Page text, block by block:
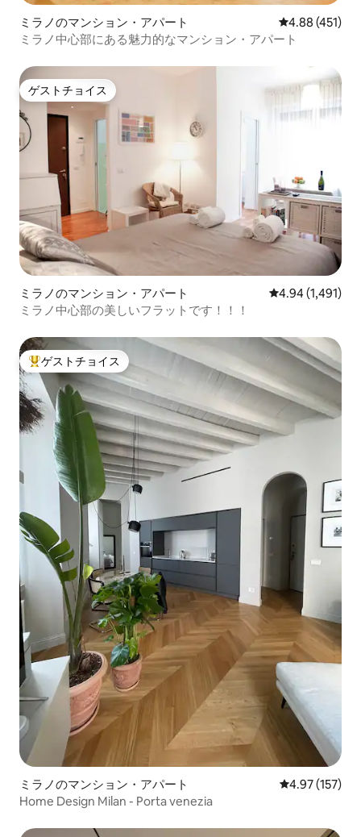
ミラノのマンション・アパート レビュー451
4.88 (451)
ミラノ中心部にある魅力的なマンション・アパート
ゲストチョイス
ゲストチョイス
ミラノのマンション・アパート レビュー1,491
4.94 (1,491)
ミラノ中心部の美しいフラットです！！！
大好評のゲストチョイスです。
ゲストチョイス
ミラノのマンション・アパート レビュー157
4.97 (157)
Home Design Milan - Porta venezia